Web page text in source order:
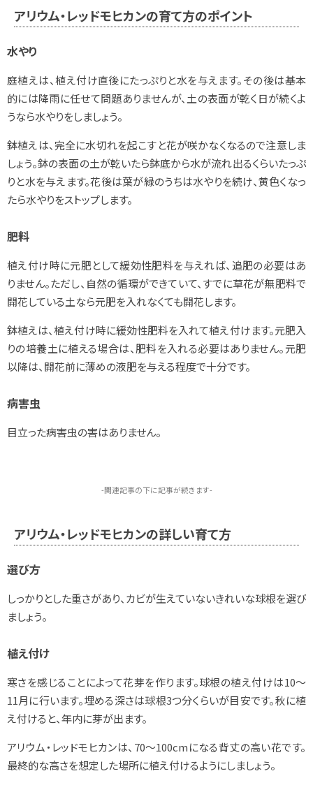
アリウム・レッドモヒカンの育て方のポイント
水やり
庭植えは、植え付け直後にたっぷりと水を与えます。その後は基本
的には降雨に任せて問題ありませんが、土の表面が乾く日が続くよ
うなら水やりをしましょう。
鉢植えは、完全に水切れを起こすと花が咲かなくなるので注意しま
しょう。鉢の表面の土が乾いたら鉢底から水が流れ出るくらいたっぷ
りと水を与えます。花後は葉が緑のうちは水やりを続け、黄色くなっ
たら水やりをストップします。
肥料
植え付け時に元肥として緩効性肥料を与えれば、追肥の必要はあ
りません。ただし、自然の循環ができていて、すでに草花が無肥料で
開花している土なら元肥を入れなくても開花します。
鉢植えは、植え付け時に緩効性肥料を入れて植え付けます。元肥入
りの培養土に植える場合は、肥料を入れる必要はありません。元肥
以降は、開花前に薄めの液肥を与える程度で十分です。
病害虫
目立った病害虫の害はありません。
-関連記事の下に記事が続きます-
アリウム・レッドモヒカンの詳しい育て方
選び方
しっかりとした重さがあり、カビが生えていないきれいな球根を選び
ましょう。
植え付け
寒さを感じることによって花芽を作ります。球根の植え付けは10～
11月に行います。埋める深さは球根3つ分くらいが目安です。秋に植
え付けると、年内に芽が出ます。
アリウム・レッドモヒカンは、70～100cmになる背丈の高い花です。
最終的な高さを想定した場所に植え付けるようにしましょう。